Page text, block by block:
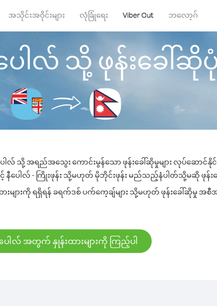
အသိုင်းအဝိုင်းများ လုံခြုံရေး Viber Out ဘလော့ဂ်
ေါလ် သို့ ဖုန်းခေါ်ဆို
ေါလ် သို့ အရည်အသွေး ကောင်းမွန်သော ဖုန်းခေါ်ဆိုမှုများ လုပ်ဆောင်
င့် နီပေါလ် - ကြိုးဖုန်း သို့မဟုတ် မိုဘိုင်းဖုန်း မည်သည့်နံပါတ်သို့မဆို ဖုန်းခ
များကို ရရှိရန် ခရက်ဒစ် ပက်ကေ့ချ်များ သို့မဟုတ် ဖုန်းခေါ်ဆိုမှု
ေါလ် အတွက် နှုန်းထားများကို ကြည့်ပါ